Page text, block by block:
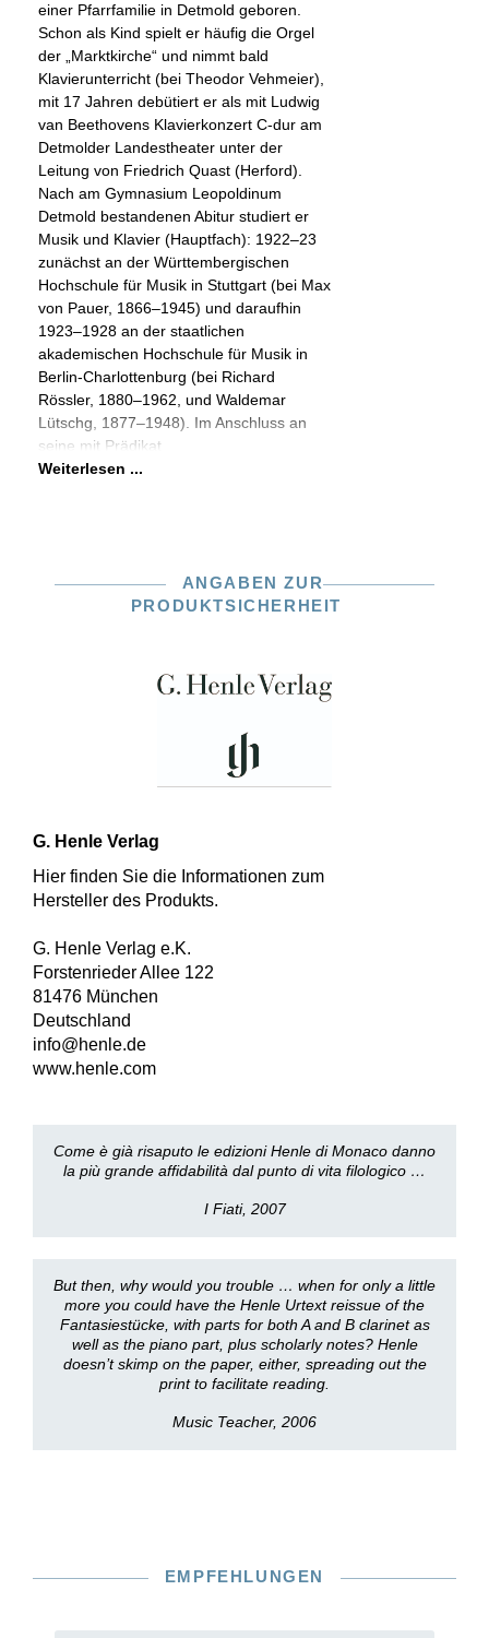
einer Pfarrfamilie in Detmold geboren.
Schon als Kind spielt er häufig die Orgel
der „Marktkirche“ und nimmt bald
Klavierunterricht (bei Theodor Vehmeier),
mit 17 Jahren debütiert er als mit Ludwig
van Beethovens Klavierkonzert C-dur am
Detmolder Landestheater unter der
Leitung von Friedrich Quast (Herford).
Nach am Gymnasium Leopoldinum
Detmold bestandenen Abitur studiert er
Musik und Klavier (Hauptfach): 1922–23
zunächst an der Württembergischen
Hochschule für Musik in Stuttgart (bei Max
von Pauer, 1866–1945) und daraufhin
1923–1928 an der staatlichen
akademischen Hochschule für Musik in
Berlin-Charlottenburg (bei Richard
Rössler, 1880–1962, und Waldemar
Lütschg, 1877–1948). Im Anschluss an
seine mit Prädikat
Weiterlesen ...
ANGABEN ZUR
PRODUKTSICHERHEIT
G. Henle Verlag
Hier finden Sie die Informationen zum
Hersteller des Produkts.
G. Henle Verlag e.K.
Forstenrieder Allee 122
81476 München
Deutschland
info@henle.de
www.henle.com
Come è già risaputo le edizioni Henle di Monaco danno
la più grande affidabilità dal punto di vita filologico …
I Fiati, 2007
But then, why would you trouble … when for only a little
more you could have the Henle Urtext reissue of the
Fantasiestücke, with parts for both A and B clarinet as
well as the piano part, plus scholarly notes? Henle
doesn’t skimp on the paper, either, spreading out the
print to facilitate reading.
Music Teacher, 2006
EMPFEHLUNGEN